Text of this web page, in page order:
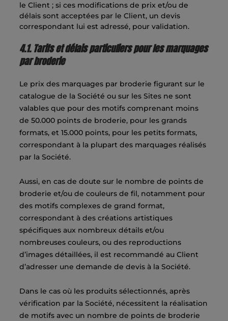
le Client ; si ces modifications de prix et/ou de
délais sont acceptées par le Client, un devis
correspondant lui est adressé, pour validation.
4.1. Tarifs et délais particuliers pour les marquages
par broderie
Le prix des marquages par broderie figurant sur le
catalogue de la Société ou sur les Sites ne sont
valables que pour des motifs comprenant moins
de 50.000 points de broderie, pour les grands
formats, et 15.000 points, pour les petits formats,
correspondant à la plupart des marquages réalisés
par la Société.
Aussi, en cas de doute sur le nombre de points de
broderie et/ou de couleurs de fil, notamment pour
des motifs complexes de grand format,
correspondant à des créations artistiques
spécifiques aux nombreux détails et/ou
nombreuses couleurs, ou des reproductions
d’images détaillées, il est recommandé au Client
d’adresser une demande de devis à la Société.
Dans le cas où les produits sélectionnés, après
vérification par la Société, nécessitent la réalisation
de motifs avec un nombre de points de broderie